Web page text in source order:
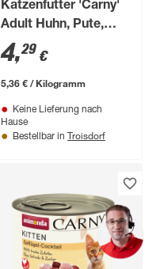
Katzenfutter 'Carny'
Adult Huhn, Pute,
Ente 800 g
4,29 €
5,36 € / Kilogramm
Keine Lieferung nach
Hause
Bestellbar in Troisdorf